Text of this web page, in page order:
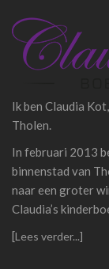
Ik ben Claudia
Tholen.
In februari 2013
binnenstad van
naar een groter
Claudia’s
[Lees verder...]